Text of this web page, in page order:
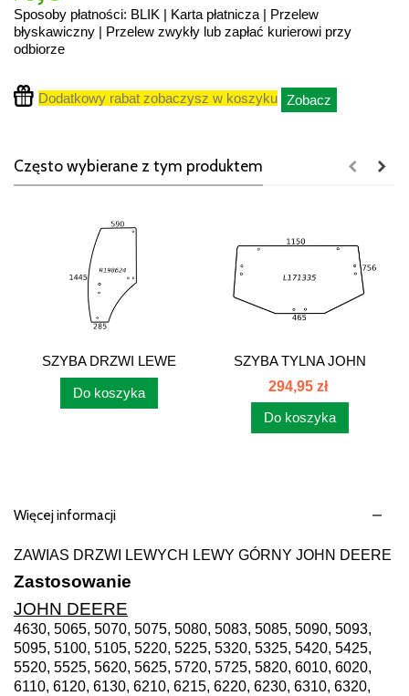
Sposoby płatności: BLIK | Karta płatnicza | Przelew
błyskawiczny | Przelew zwykły lub zapłać kurierowi przy
odbiorze
Dodatkowy rabat zobaczysz w koszyku Zobacz
Często wybierane z tym produktem
SZYBA DRZWI LEWE
JOHN DEERE 5000...
Do koszyka
SZYBA TYLNA JOHN
DEERE II...
294,95 zł
Do koszyka
Więcej informacji
ZAWIAS DRZWI LEWYCH LEWY GÓRNY JOHN DEERE
Zastosowanie
JOHN DEERE
4630, 5065, 5070, 5075, 5080, 5083, 5085, 5090, 5093,
5095, 5100, 5105, 5220, 5225, 5320, 5325, 5420, 5425,
5520, 5525, 5620, 5625, 5720, 5725, 5820, 6010, 6020,
6110, 6120, 6130, 6210, 6215, 6220, 6230, 6310, 6320,